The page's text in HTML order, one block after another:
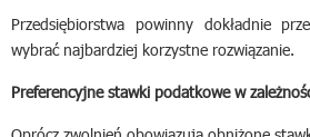
Przedsiębiorstwa powinny dokładnie
wybrać najbardziej korzystne rozwiązanie.
Preferencyjne stawki podatkowe w